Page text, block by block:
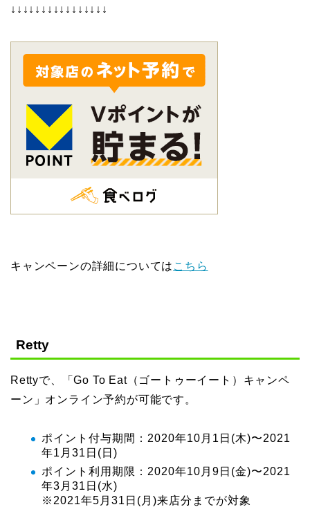
↓↓↓↓↓↓↓↓↓↓↓↓↓↓↓↓
キャンペーンの詳細については こちら
Retty
Rettyで、「Go To Eat（ゴートゥーイート）キャンペ
ーン」オンライン予約が可能です。
ポイント付与期間：2020年10月1日(木)〜2021
年1月31日(日)
ポイント利用期限：2020年10月9日(金)〜2021
年3月31日(水)
※2021年5月31日(月)来店分までが対象